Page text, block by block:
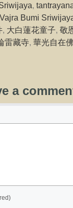
,
Bumi
, 大白蓮花童子, 敬
雷藏寺, 華光自在
a